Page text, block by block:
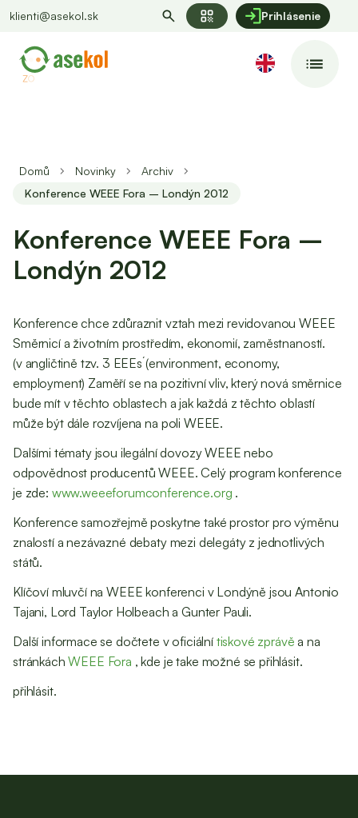
klienti@asekol.sk qr_code Prihlásenie
Domů Novinky
Archiv
Konference WEEE Fora – Londýn 2012
Konference WEEE Fora –
Londýn 2012
Konference chce zdůraznit vztah mezi revidovanou WEEE
Směrnicí a životním prostředím, ekonomií, zaměstnaností.
(v angličtině tzv. 3 EEEs´(environment, economy,
employment) Zaměří se na pozitivní vliv, který nová směrnice
bude mít v těchto oblastech a jak každá z těchto oblastí
může být dále rozvíjena na poli WEEE.
Dalšími tématy jsou ilegální dovozy WEEE nebo
odpovědnost producentů WEEE. Celý program konference
je zde: www.weeeforumconference.org .
Konference samozřejmě poskytne také prostor pro výměnu
znalostí a nezávazné debaty mezi delegáty z jednotlivých
států.
Klíčoví mluvčí na WEEE konferenci v Londýně jsou Antonio
Tajani, Lord Taylor Holbeach a Gunter Pauli.
Další informace se dočtete v oficiální tiskové zprávě a na
stránkáchWEEE Fora , kde je take možné se přihlásit.
přihlásit.